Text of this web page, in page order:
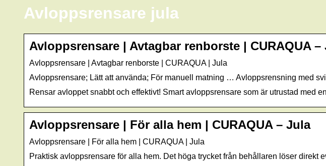
Avloppsrensare jula
Avloppsrensare | Avtagbar renborste | CURAQUA –
Avloppsrensare | Avtagbar renborste | CURAQUA | Jula
Avloppsrensare; Lätt att använda; För manuell matning … Avloppsrensning med
Rensar avloppet snabbt och effektivt! Smart avloppsrensare som är utrustad med
Avloppsrensare | För alla hem | CURAQUA – Jula
Avloppsrensare | För alla hem | CURAQUA | Jula
Praktisk avloppsrensare för alla hem. Det höga trycket från behållaren löser